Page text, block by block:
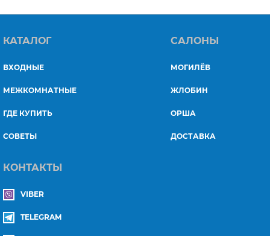
КАТАЛОГ
ВХОДНЫЕ
МЕЖКОМНАТНЫЕ
ГДЕ КУПИТЬ
СОВЕТЫ
САЛОНЫ
МОГИЛЁВ
ЖЛОБИН
ОРША
ДОСТАВКА
КОНТАКТЫ
VIBER
TELEGRAM